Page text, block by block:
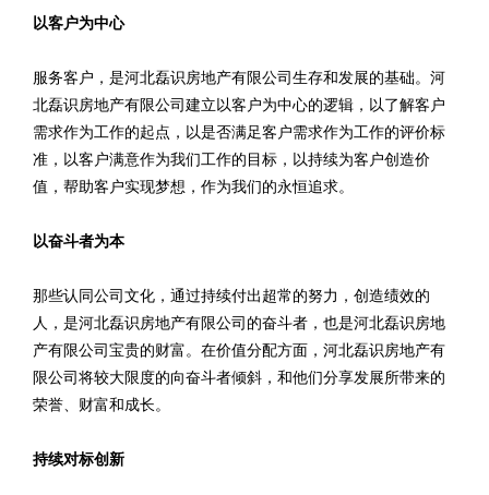
以客户为中心
服务客户，是河北磊识房地产有限公司生存和发展的基础。河
北磊识房地产有限公司建立以客户为中心的逻辑，以了解客户
需求作为工作的起点，以是否满足客户需求作为工作的评价标
准，以客户满意作为我们工作的目标，以持续为客户创造价
值，帮助客户实现梦想，作为我们的永恒追求。
以奋斗者为本
那些认同公司文化，通过持续付出超常的努力，创造绩效的
人，是河北磊识房地产有限公司的奋斗者，也是河北磊识房地
产有限公司宝贵的财富。在价值分配方面，河北磊识房地产有
限公司将较大限度的向奋斗者倾斜，和他们分享发展所带来的
荣誉、财富和成长。
持续对标创新